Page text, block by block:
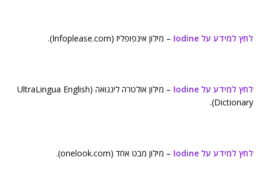
לחץ למידע על Iodine – מילון אינפופליז (Infoplease.com).
לחץ למידע על Iodine
– מילון אולטרה לינגואה (UltraLingua English
Dictionary).
לחץ למידע על Iodine – מילון מבט אחד (onelook.com).